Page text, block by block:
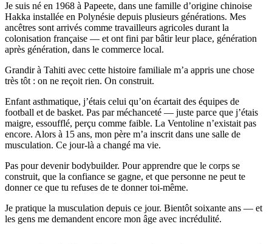
Je suis né en 1968 à Papeete, dans une famille d’origine chinoise
Hakka installée en Polynésie depuis plusieurs générations. Mes
ancêtres sont arrivés comme travailleurs agricoles durant la
colonisation française — et ont fini par bâtir leur place, génération
après génération, dans le commerce local.
Grandir à Tahiti avec cette histoire familiale m’a appris une chose
très tôt : on ne reçoit rien. On construit.
Enfant asthmatique, j’étais celui qu’on écartait des équipes de
football et de basket. Pas par méchanceté — juste parce que j’étais
maigre, essoufflé, perçu comme faible. La Ventoline n’existait pas
encore. Alors à 15 ans, mon père m’a inscrit dans une salle de
musculation. Ce jour-là a changé ma vie.
Pas pour devenir bodybuilder. Pour apprendre que le corps se
construit, que la confiance se gagne, et que personne ne peut te
donner ce que tu refuses de te donner toi-même.
Je pratique la musculation depuis ce jour. Bientôt soixante ans — et
les gens me demandent encore mon âge avec incrédulité.